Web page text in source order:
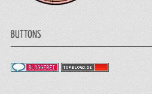
BUTTONS